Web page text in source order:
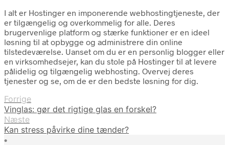
I alt er Hostinger en imponerende webhostingtjeneste, der
er tilgængelig og overkommelig for alle. Deres
brugervenlige platform og stærke funktioner er en ideel
løsning til at opbygge og administrere din online
tilstedeværelse. Uanset om du er en personlig blogger eller
en virksomhedsejer, kan du stole på Hostinger til at levere
pålidelig og tilgængelig webhosting. Overvej deres
tjenester og se, om de er den bedste løsning for dig.
Forrige
Vinglas: gør det rigtige glas en forskel?
Næste
Kan stress påvirke dine tænder?
•